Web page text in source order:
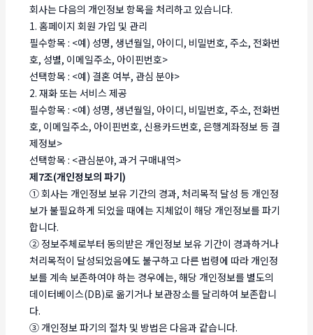
회사는 다음의 개인정보 항목을 처리하고 있습니다.
1. 홈페이지 회원 가입 및 관리
필수항목 : <예) 성명, 생년월일, 아이디, 비밀번호, 주소, 전화번
호, 성별, 이메일주소, 아이핀번호>
선택항목 : <예) 결혼 여부, 관심 분야>
2. 재화 또는 서비스 제공
필수항목 : <예) 성명, 생년월일, 아이디, 비밀번호, 주소, 전화번
호, 이메일주소, 아이핀번호, 신용카드번호, 은행계좌정보 등 결
제정보>
선택항목 : <관심분야, 과거 구매내역>
제7조(개인정보의 파기)
① 회사는 개인정보 보유 기간의 경과, 처리목적 달성 등 개인정
보가 불필요하게 되었을 때에는 지체없이 해당 개인정보를 파기
합니다.
② 정보주체로부터 동의받은 개인정보 보유 기간이 경과하거나
처리목적이 달성되었음에도 불구하고 다른 법령에 따라 개인정
보를 계속 보존하여야 하는 경우에는, 해당 개인정보를 별도의
데이터베이스(DB)로 옮기거나 보관장소를 달리하여 보존합니
다.
③ 개인정보 파기의 절차 및 방법은 다음과 같습니다.